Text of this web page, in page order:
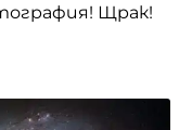
Щрак!